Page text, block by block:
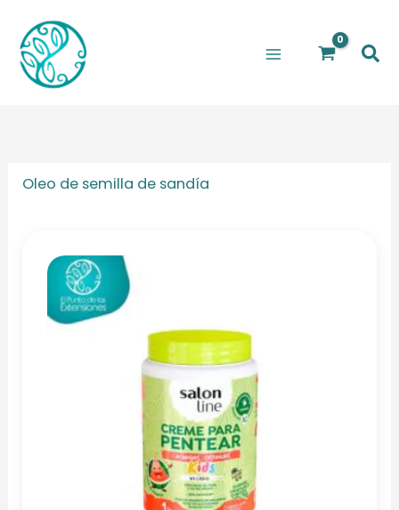
contenido
Oleo de semilla de sandía